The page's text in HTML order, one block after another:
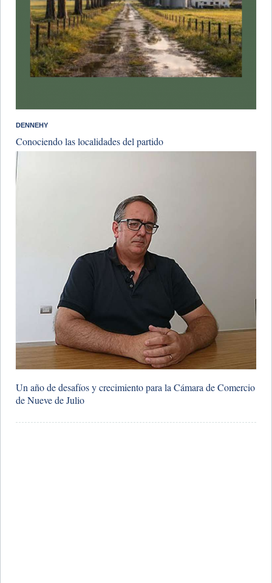
DENNEHY
Conociendo las localidades del partido
​Un año de desafíos y crecimiento para la Cámara de Comercio
de Nueve de Julio